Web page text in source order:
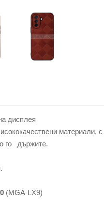
дисплея
материали,
го държите.
(MGA-LX9)